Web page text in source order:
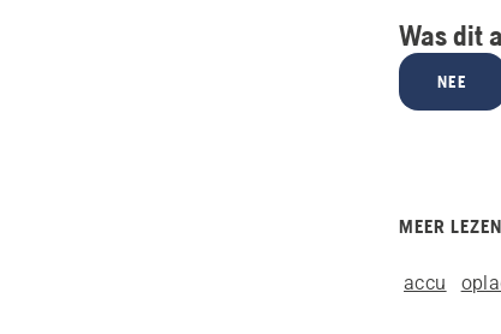
Was dit
NEE
MEER LEZEN
accu